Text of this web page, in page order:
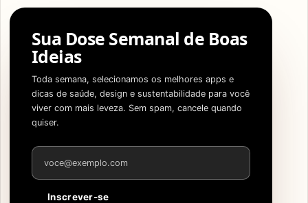
Sua Dose Semanal de Boas
Ideias
Toda semana, selecionamos os melhores apps e
dicas de saúde, design e sustentabilidade para você
viver com mais leveza. Sem spam, cancele quando
quiser.
Endereço de e-mail
Inscrever-se